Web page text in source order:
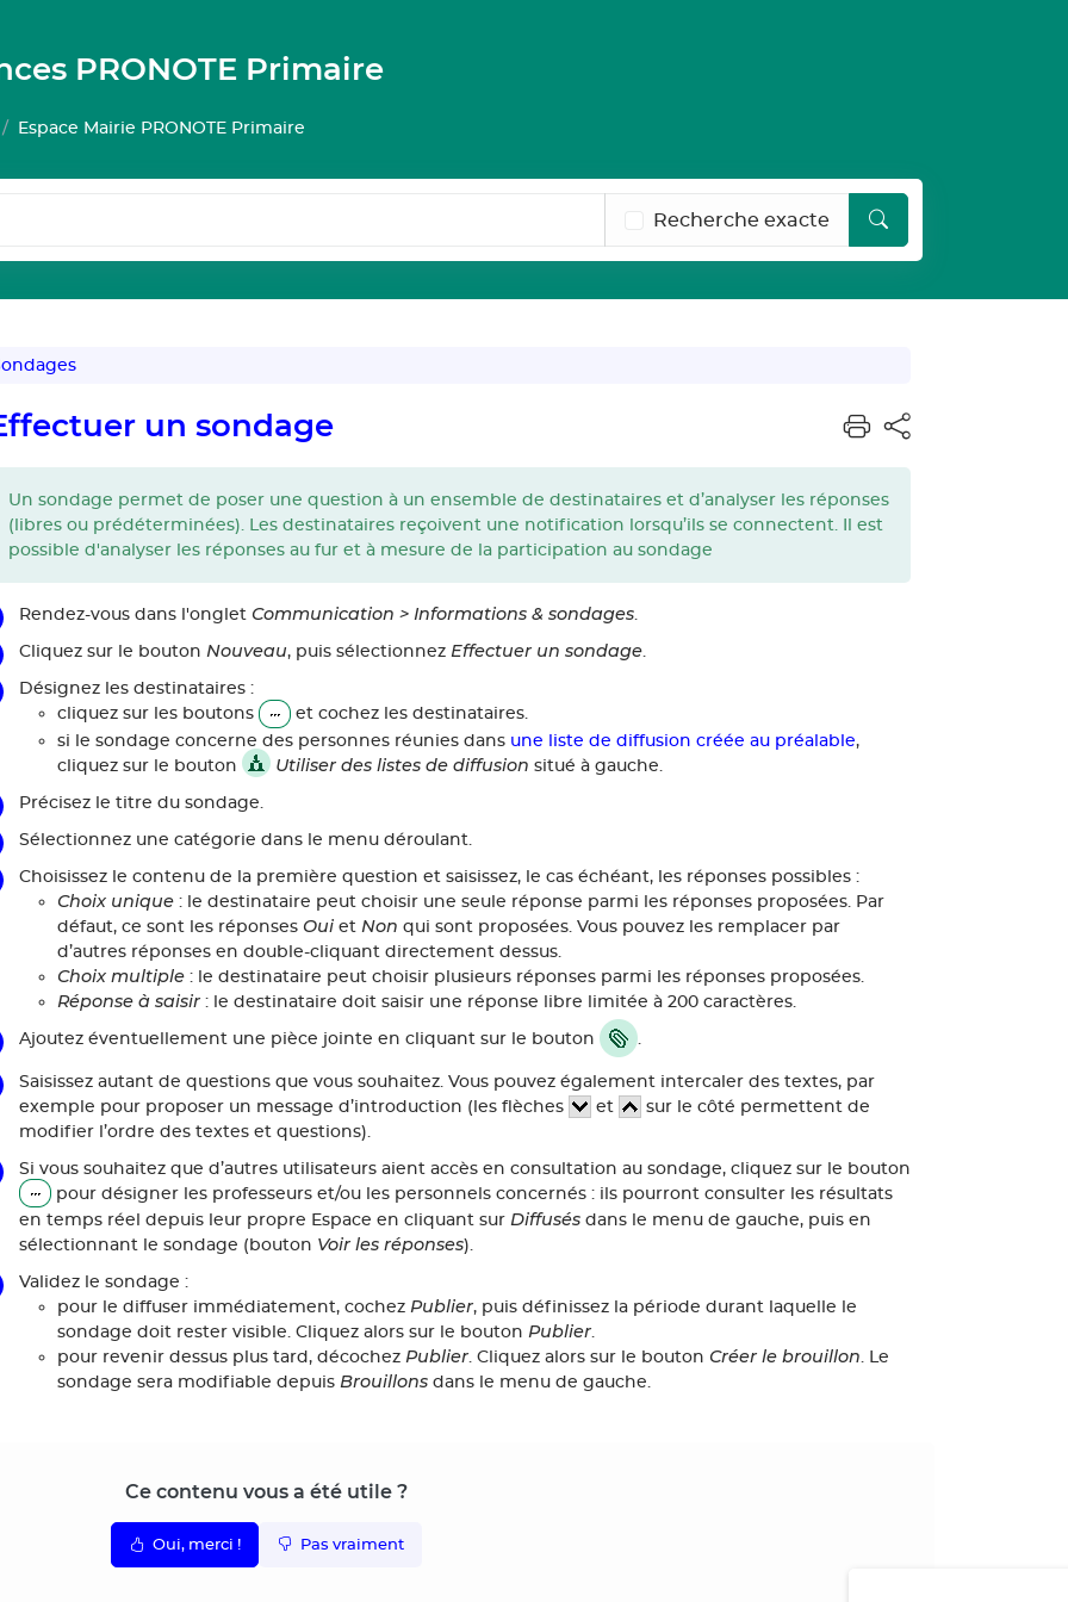
PRONOTE Primaire
Espace Mairie PRONOTE Primaire
Recherche exacte
un sondage
Un sondage permet de poser une question à un ensemble de destinataires et d’analyser les réponses
(libres ou prédéterminées). Les destinataires reçoivent une notification lorsqu’ils se connectent. Il est
possible d'analyser les réponses au fur et à mesure de la participation au sondage
Rendez-vous dans l'onglet Communication > Informations & sondages.
Cliquez sur le bouton Nouveau, puis sélectionnez Effectuer un sondage.
Désignez les destinataires :
cliquez sur les boutons
et cochez les destinataires.
si le sondage concerne des personnes réunies dans une liste de diffusion créée au préalable,
cliquez sur le bouton
Utiliser des listes de diffusion situé à gauche.
Précisez le titre du sondage.
Sélectionnez une catégorie dans le menu déroulant.
Choisissez le contenu de la première question et saisissez, le cas échéant, les réponses possibles :
Choix unique: le destinataire peut choisir une seule réponse parmi les réponses proposées. Par
défaut, ce sont les réponses Ouiet Non qui sont proposées. Vous pouvez les remplacer par
d’autres réponses en double-cliquant directement dessus.
Choix multiple: le destinataire peut choisir plusieurs réponses parmi les réponses proposées.
Réponse à saisir: le destinataire doit saisir une réponse libre limitée à 200 caractères.
Ajoutez éventuellement une pièce jointe en cliquant sur le bouton .
Saisissez autant de questions que vous souhaitez. Vous pouvez également intercaler des textes, par
exemple pour proposer un message d’introduction (les flèches
et
sur le côté permettent de
modifier l’ordre des textes et questions).
Si vous souhaitez que d’autres utilisateurs aient accès en consultation au sondage, cliquez sur le bouton
pour désigner les professeurs et/ou les personnels concernés : ils pourront consulter les résultats
en temps réel depuis leur propre Espace en cliquant sur Diffusésdans le menu de gauche, puis en
sélectionnant le sondage (bouton Voir les réponses).
Validez le sondage :
pour le diffuser immédiatement, cochez Publier, puis définissez la période durant laquelle le
sondage doit rester visible. Cliquez alors sur le bouton Publier.
pour revenir dessus plus tard, décochez Publier. Cliquez alors sur le bouton Créer le brouillon. Le
sondage sera modifiable depuis Brouillons dans le menu de gauche.
Ce contenu vous a été utile ?
Oui, merci ! Pas vraiment